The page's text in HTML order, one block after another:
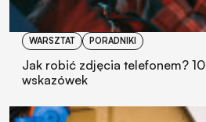
WARSZTAT PORADNIKI
Jak robić zdjęcia telefonem? 10
wskazówek